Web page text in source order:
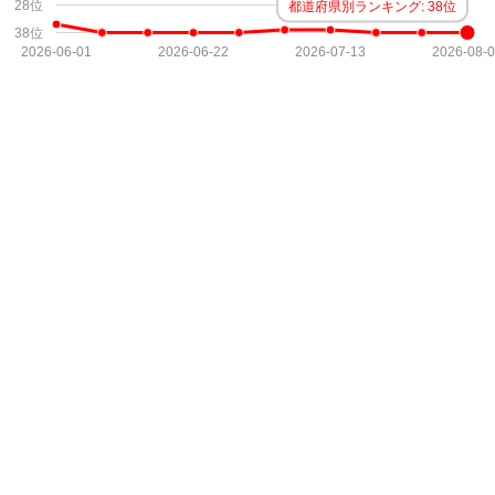
38位
28位
2026-06-01 2026-06-22 2026-07-13 2026-08-
都道府県別ランキング: 38位